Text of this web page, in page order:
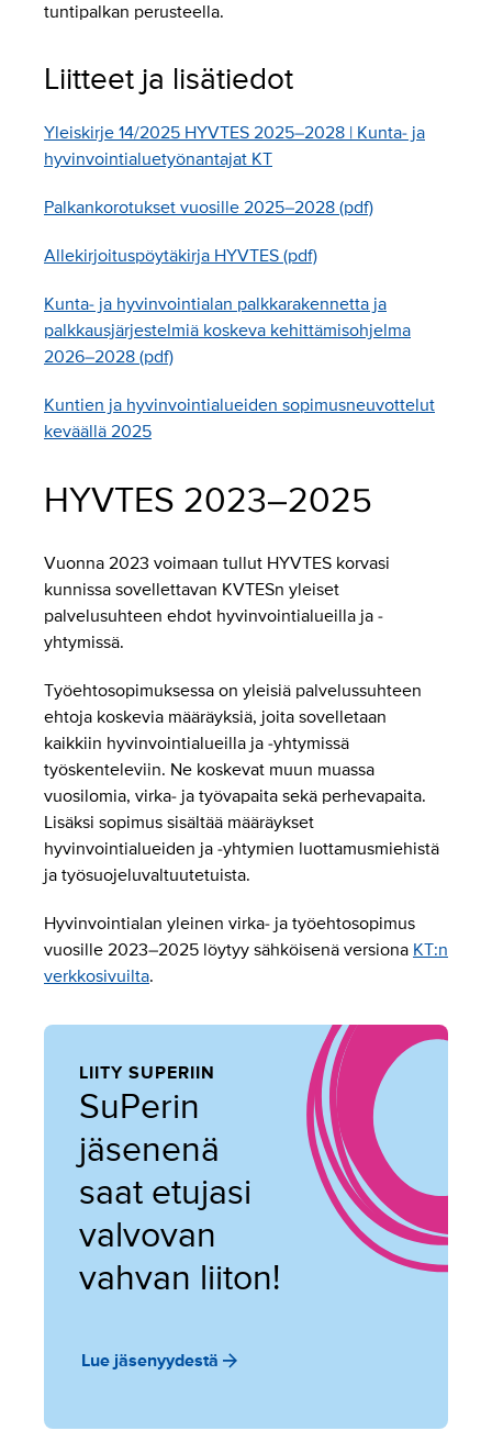
tuntipalkan perusteella.
Liitteet ja lisätiedot
Yleiskirje 14/2025 HYVTES 2025–2028 | Kunta- ja
hyvinvointialuetyönantajat KT
Palkankorotukset vuosille 2025–2028 (pdf)
Allekirjoituspöytäkirja HYVTES (pdf)
Kunta- ja hyvinvointialan palkkarakennetta ja
palkkausjärjestelmiä koskeva kehittämisohjelma
2026–2028 (pdf)
Kuntien ja hyvinvointialueiden sopimusneuvottelut
keväällä 2025
HYVTES 2023–2025
Vuonna 2023 voimaan tullut HYVTES korvasi
kunnissa sovellettavan KVTESn yleiset
palvelusuhteen ehdot hyvinvointialueilla ja -
yhtymissä.
Työehtosopimuksessa on yleisiä palvelussuhteen
ehtoja koskevia määräyksiä, joita sovelletaan
kaikkiin hyvinvointialueilla ja -yhtymissä
työskenteleviin. Ne koskevat muun muassa
vuosilomia, virka- ja työvapaita sekä perhevapaita.
Lisäksi sopimus sisältää määräykset
hyvinvointialueiden ja -yhtymien luottamusmiehistä
ja työsuojeluvaltuutetuista.
Hyvinvointialan yleinen virka- ja työehtosopimus
vuosille 2023–2025 löytyy sähköisenä versiona KT:n
verkkosivuilta.
LIITY SUPERIIN
SuPerin
jäsenenä
saat etujasi
valvovan
vahvan liiton!
Lue jäsenyydestä